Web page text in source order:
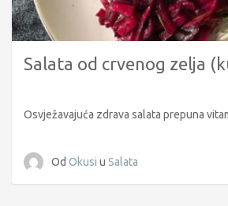
Salata od crvenog zelja
Osvježavajuća zdrava salata prepuna
Od Okusi u Salata